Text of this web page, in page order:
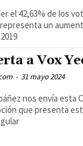
el 42,63% de los
un
a Vox
- 31 mayo 2024
nos envía esta
que presenta